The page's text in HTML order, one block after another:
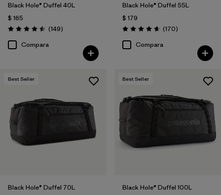
Black Hole® Duffel 40L
$ 165
Valoración: 4.5 / 5
(149Comentarios
)
Compara
Black Hole® Duffel 55L
$ 179
Valoración: 4.6 / 5
(170Comentarios
)
Compara
Best Seller
Black Hole® Duffel 70L
Best Seller
Black Hole® Duffel 100L